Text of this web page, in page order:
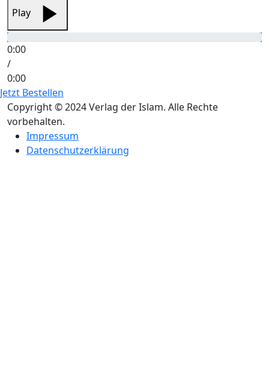
Play
0:00
/
0:00
Jetzt Bestellen
Copyright © 2024 Verlag der Islam. Alle Rechte
vorbehalten.
Impressum
Datenschutzerklärung